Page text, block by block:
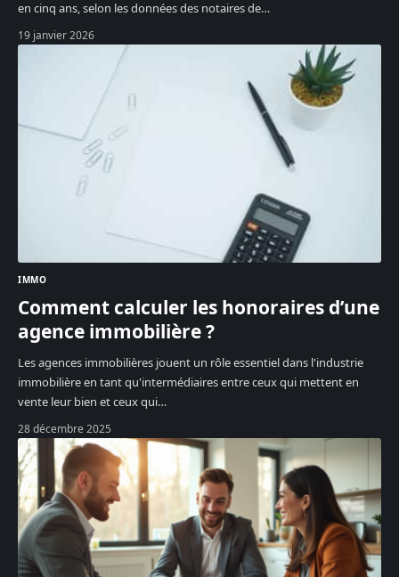
en cinq ans, selon les données des notaires de…
19 janvier 2026
IMMO
Comment calculer les honoraires d’une
agence immobilière ?
Les agences immobilières jouent un rôle essentiel dans l'industrie
immobilière en tant qu'intermédiaires entre ceux qui mettent en
vente leur bien et ceux qui…
28 décembre 2025